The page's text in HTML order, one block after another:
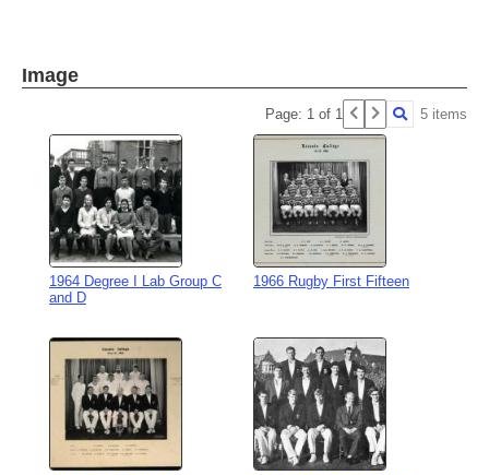
Image
Page: 1 of 1 5 items
1964 Degree I Lab Group C
and D
1966 Rugby First Fifteen